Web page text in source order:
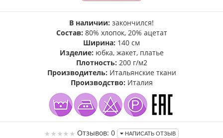
В наличии: закончился!
Состав: 80% хлопок, 20% ацетат
Ширина: 140 см
Изделие: юбка, жакет, платье
Плотность: 200 г/м2
Производитель: Итальянские ткани
Производство: Италия
Отзывов: 0 НАПИСАТЬ ОТЗЫВ